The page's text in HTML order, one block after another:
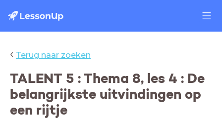
‹ Terug naar zoeken
TALENT 5 : Thema 8, les 4 : De
belangrijkste uitvindingen op
een rijtje